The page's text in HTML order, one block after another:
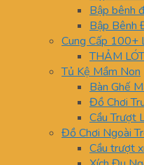
Bập bênh
Bập Bênh
Cung Cấp 100+
THẢM
Tủ Kệ Mầm Non
Bàn Ghế
Đồ Chơi
Cầu Trượt
Đồ Chơi Ngoài
Cầu trượt